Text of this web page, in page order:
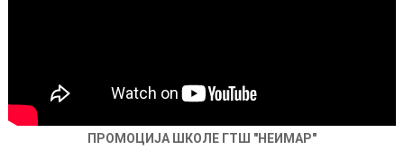
ПРОМОЦИЈА ШКОЛЕ ГТШ "НЕИМАР"